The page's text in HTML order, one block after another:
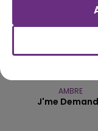
AMBRE
J'me